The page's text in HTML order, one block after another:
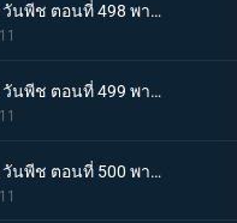
One piece วันพีช ตอนที่ 498 พากย์ไทย ลูฟี่ขอเป็นศิษย์!? ชายผู้เคยต่อสู้กับราชาโจรสลัด!
One piece วันพีช ตอนที่ 499 พากย์ไทย ตัดสินกับเสือยักษ์! ใครกันที่จะได้เป็นกัปตัน!
One piece วันพีช ตอนที่ 500 พากย์ไทย อิสระที่ถูกชิงไป! กับดักของขุนนางที่บีบคั้นสามพี่น้อง